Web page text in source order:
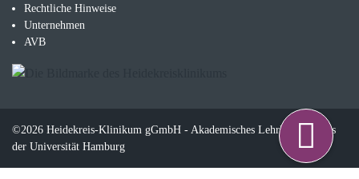
Rechtliche Hinweise
Unternehmen
AVB
©2026 Heidekreis-Klinikum gGmbH - Akademisches Lehrkrankenhaus
der Universität Hamburg